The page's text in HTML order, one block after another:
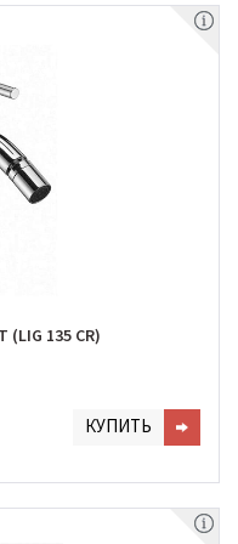
(LIG 135 CR)
КУПИТЬ